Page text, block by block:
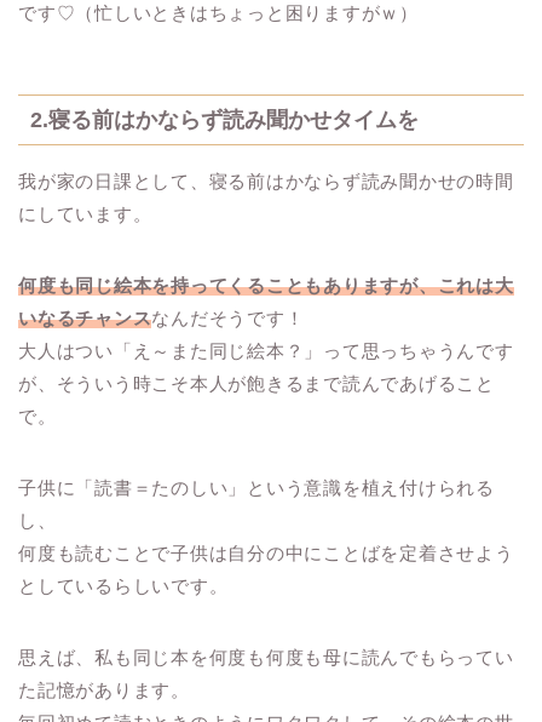
です♡（忙しいときはちょっと困りますがｗ）
2.寝る前はかならず読み聞かせタイムを
我が家の日課として、寝る前はかならず読み聞かせの時間
にしています。
何度も同じ絵本を持ってくることもありますが、これは大
いなるチャンスなんだそうです！
大人はつい「え～また同じ絵本？」って思っちゃうんです
が、そういう時こそ本人が飽きるまで読んであげること
で。
子供に「読書＝たのしい」という意識を植え付けられる
し、
何度も読むことで子供は自分の中にことばを定着させよう
としているらしいです。
思えば、私も同じ本を何度も何度も母に読んでもらってい
た記憶があります。